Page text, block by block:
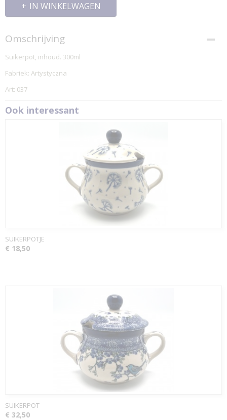
IN WINKELWAGEN
Omschrijving
Suikerpot, inhoud. 300ml
Fabriek: Artystyczna
Art: 037
Ook interessant
SUIKERPOTJE
€ 18,50
SUIKERPOT
€ 32,50